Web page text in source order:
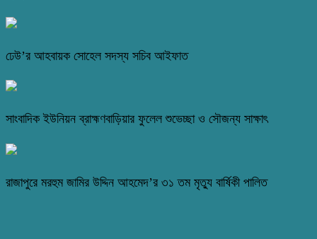
ঢেউ’র আহবায়ক সোহেল সদস্য সচিব আইফাত
সাংবাদিক ইউনিয়ন ব্রাহ্মণবাড়িয়ার ফুলেল শুভেচ্ছা ও সৌজন্য সাক্ষাৎ
রাজাপুরে মরহুম জামির উদ্দিন আহমেদ’র ৩১ তম মৃত্যু বার্ষিকী পালিত